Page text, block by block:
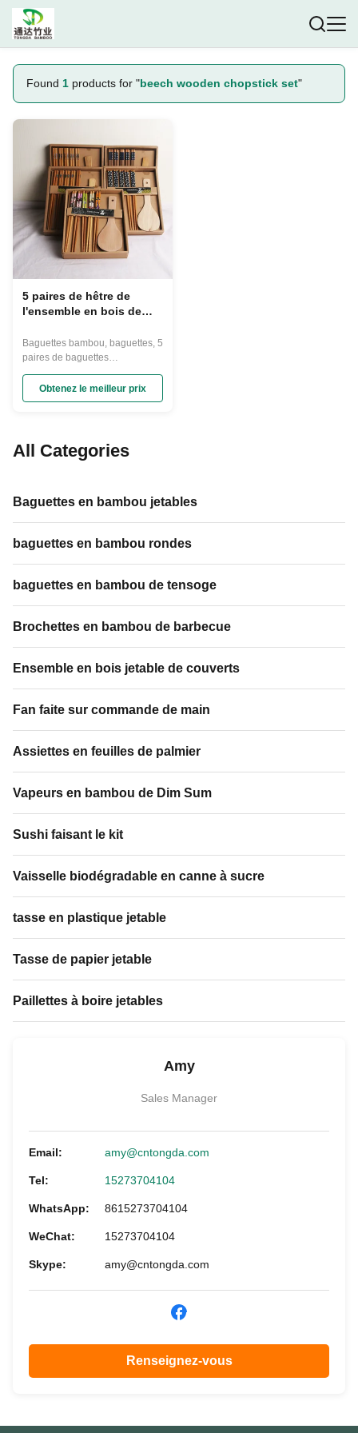
Found 1 products for "beech wooden chopstick set"
5 paires de hêtre de
l'ensemble en bois de
bois réutilisables
lavables avec la boîte
Baguettes bambou, baguettes, 5
paires de baguettes
réutilisables japonaises de
cadeau classique en bambou
de style réglé avec la boîte
Bmaboo Paking : boîte de
couleur, boîte-cadeau, support,
Obtenez le meilleur prix
All Categories
Baguettes en bambou jetables
baguettes en bambou rondes
baguettes en bambou de tensoge
Brochettes en bambou de barbecue
Ensemble en bois jetable de couverts
Fan faite sur commande de main
Assiettes en feuilles de palmier
Vapeurs en bambou de Dim Sum
Sushi faisant le kit
Vaisselle biodégradable en canne à sucre
tasse en plastique jetable
Tasse de papier jetable
Paillettes à boire jetables
Amy
Sales Manager
Email: amy@cntongda.com
Tel: 15273704104
WhatsApp: 8615273704104
WeChat: 15273704104
Skype: amy@cntongda.com
Renseignez-vous